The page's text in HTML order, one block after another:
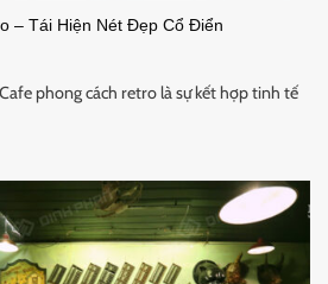
– Tái Hiện Nét Đẹp Cổ Điển
phong cách retro là sự kết hợp tinh tế